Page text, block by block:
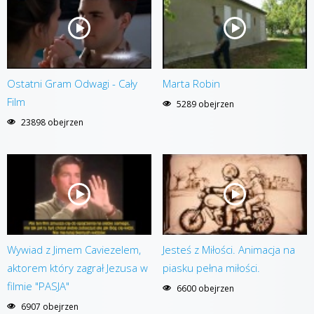
Ostatni Gram Odwagi - Cały
Film
23898 obejrzen
Marta Robin
5289 obejrzen
Wywiad z Jimem Caviezelem,
aktorem który zagrał Jezusa w
filmie "PASJA"
6907 obejrzen
Jesteś z Miłości. Animacja na
piasku pełna miłości.
6600 obejrzen